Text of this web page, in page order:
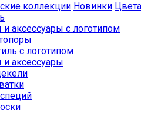
коллекции Новинки Цвета
аксессуары с логотипом
с логотипом
аксессуары